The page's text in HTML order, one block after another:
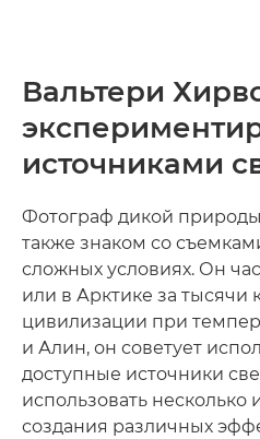
Вальтери
источниками
Фотограф дикой
также знаком со
сложных условиях. Он
или в Арктике за тысячи
цивилизации при
и Алин, он советует
доступные источники
использовать несколько
создания различных